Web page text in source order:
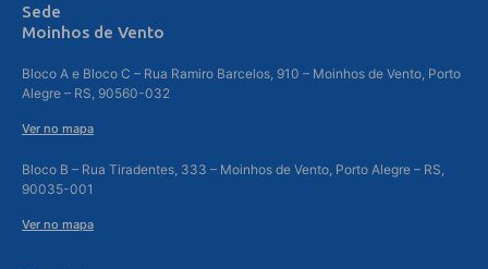
Sede
Moinhos de Vento
Bloco A e Bloco C – Rua Ramiro Barcelos, 910 – Moinhos de Vento, Porto
Alegre – RS, 90560-032
Ver no mapa
Bloco B – Rua Tiradentes, 333 – Moinhos de Vento, Porto Alegre – RS,
90035-001
Ver no mapa